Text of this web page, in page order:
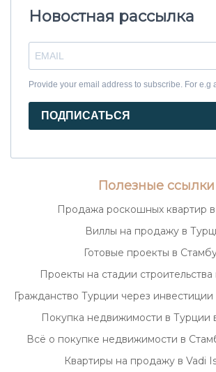
Новостная рассылка
Provide your email address to subscribe. For e.g
ПОДПИСАТЬСЯ
Полезные ссылки
Продажа роскошных квартир
Виллы на продажу в
Готовые проекты в
Проекты на стадии
Гражданство Турции через
Покупка недвижимости в Турции
Всё о покупке недвижимости в
Квартиры на продажу в Vadi